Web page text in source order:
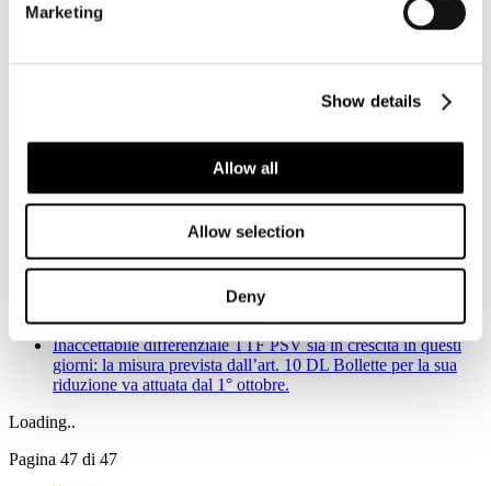
Marketing
Show details
Allow all
Allow selection
Deny
Tel. +39 02-290.03018 r.a
Inaccettabile differenziale TTF PSV sia in crescita in questi
giorni: la misura prevista dall’art. 10 DL Bollette per la sua
riduzione va attuata dal 1° ottobre.
Loading..
Pagina 47 di 47